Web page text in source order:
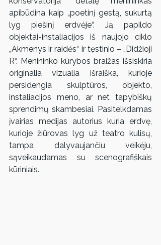
apibūdina kaip „poetinį gestą, sukurtą
lyg piešinį erdvėje“. Ją papildo
objektai-instaliacijos iš naujojo ciklo
„Akmenys ir raidės“ ir tęstinio – „Didžioji
R“. Menininko kūrybos braižas išsiskiria
originalia vizualia išraiška, kurioje
persidengia skulptūros, objekto,
instaliacijos meno, ar net tapybiškų
sprendimų skambesiai. Pasitelkdamas
įvairias medijas autorius kuria erdvę,
kurioje žiūrovas lyg už teatro kulisų,
tampa dalyvaujančiu veikėju,
sąveikaudamas su scenografiškais
kūriniais.